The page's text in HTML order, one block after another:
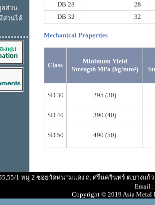
ลส่วน
ส่วนได้
DB 28
28
DB 32
32
Mechanical Properties
Class
Minimum Yield
Strength MPa (kg/mm²)
SD 30 295 (30)
SD 40 390 (40)
SD 50 490 (50)
1 หมู่ 2 ซอยวัดหนามแดง ถ. ศรีนครินทร์ ต.บางแก้ว
Email :
Copyright © 2019 Asia Metal